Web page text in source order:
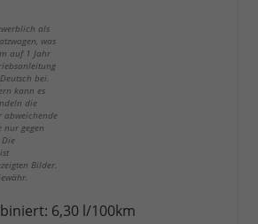
als
was
auf 1 Jahr
bei.
kann es
die
abweichende
nur gegen
Bilder.
6,30 l/100km